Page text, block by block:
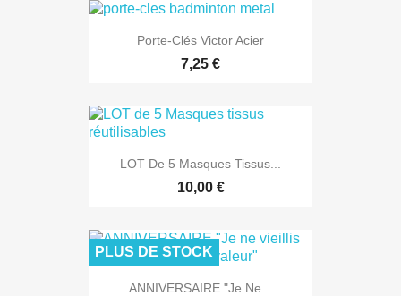
Porte-Clés Victor Acier
7,25 €
LOT De 5 Masques Tissus...
10,00 €
ANNIVERSAIRE "Je Ne...
PLUS DE STOCK